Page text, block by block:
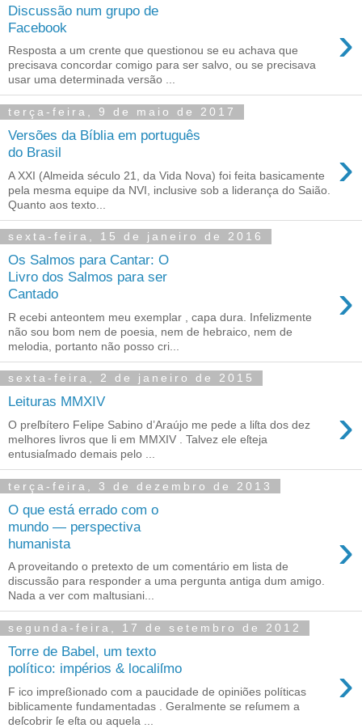
Discussão num grupo de
Facebook
›
Resposta a um crente que questionou se eu achava que
precisava concordar comigo para ser salvo, ou se precisava
usar uma determinada versão ...
terça-feira, 9 de maio de 2017
Versões da Bíblia em português
do Brasil
›
A XXI (Almeida século 21, da Vida Nova) foi feita basicamente
pela mesma equipe da NVI, inclusive sob a liderança do Saião.
Quanto aos texto...
sexta-feira, 15 de janeiro de 2016
Os Salmos para Cantar: O
Livro dos Salmos para ser
Cantado
›
R ecebi anteontem meu exemplar , capa dura. Infelizmente
não sou bom nem de poesia, nem de hebraico, nem de
melodia, portanto não posso cri...
sexta-feira, 2 de janeiro de 2015
Leituras MMXIV ›
O preſbítero Felipe Sabino d’Araújo me pede a liſta dos dez
melhores livros que li em MMXIV . Talvez ele eſteja
entusiaſmado demais pelo ...
terça-feira, 3 de dezembro de 2013
O que está errado com o
mundo — perspectiva
humanista
›
A proveitando o pretexto de um comentário em lista de
discussão para responder a uma pergunta antiga dum amigo.
Nada a ver com maltusiani...
segunda-feira, 17 de setembro de 2012
Torre de Babel, um texto
político: impérios & localiſmo
›
F ico impreßionado com a paucidade de opiniões políticas
biblicamente fundamentadas . Geralmente se reſumem a
deſcobrir ſe eſta ou aquela ...